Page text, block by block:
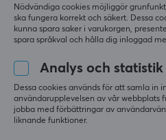
KBDfans
TOFU60 Redux - Silver
Nödvändiga cookies möjliggör
ska fungera korrekt och säkert. Dessa
kunna spara saker i varukorgen,
spara språkval och hålla dig inloggad
Analys och statistik
Dessa cookies används för att samla in
användarupplevelsen av vår webbplats
jobba med förbättringar av
liknande funktioner.